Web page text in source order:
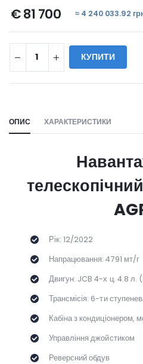
€ 81 700 ≈ 4 240 033.92
КУПИТИ
ОПИС ХАРАКТЕРИСТИКИ
Рік: 12/2022
Напрацювання: 4791 мт/г
Двигун: JCB 4-х ц. 4.8 л.
Трансмісія: 6-ти
Кабіна з кондиціонером,
Управління джойстиком
Реверсний обдув